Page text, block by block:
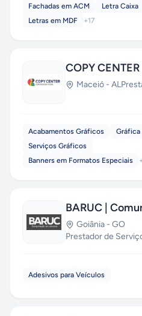
Fachadas em ACM
Letra Caixa
Letras em MDF
+17
COPY
Maceió - AL
Acabamentos Gráficos
Gráfica
Serviços Gráficos
Banners em Formatos Especiais
BARUC |
Goiânia - GO
Prestador de
Adesivos para Veículos